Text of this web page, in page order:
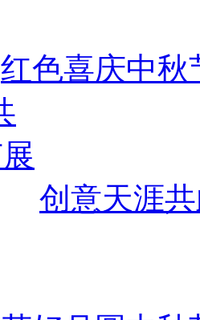
红色喜庆中秋
创意天涯